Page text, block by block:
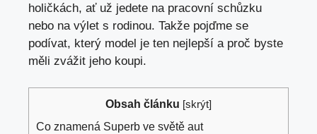
holičkách, ať už jedete na pracovní schůzku
nebo na výlet s rodinou. Takže pojďme se
podívat, který model je ten nejlepší a proč byste
měli zvážit jeho koupi.
Obsah článku [skrýt]
Co znamená Superb ve světě aut